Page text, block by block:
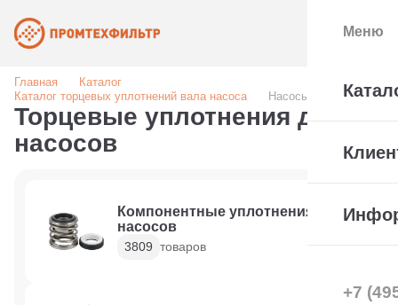
Главная
Каталог
Каталог торцевых уплотнений вала насоса
Насосы
Торцевые уплотнения для
насосов
Компонентные уплотнения для
насосов
3809 товаров
Меню
+7